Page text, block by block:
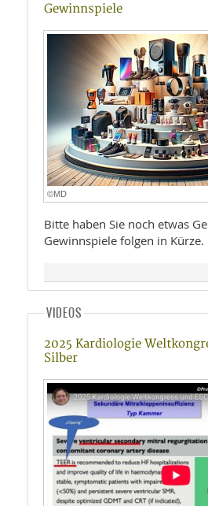
Gewinnspiele
©MD
Bitte haben Sie noch etwas
Gewinnspiele folgen in Kürze.
VIDEOS
2025 Kardiologie
Silber